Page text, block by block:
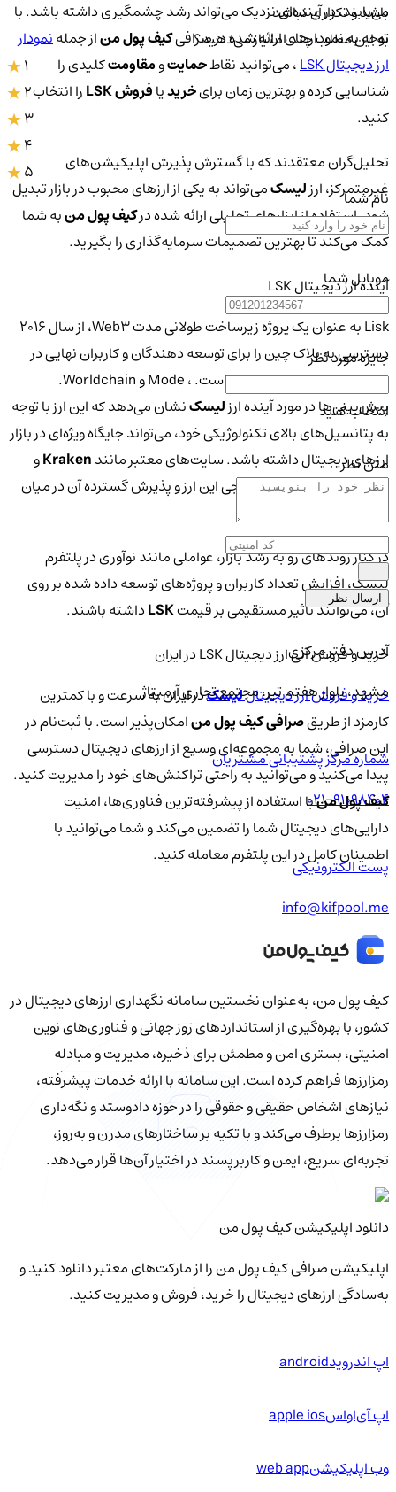
می‌یابند، در آینده‌ای نزدیک می‌تواند رشد چشمگیری داشته باشد. با
توجه به نمودارهای ارائه شده در صرافیکیف پول مناز جملهنمودار
ارز دیجیتال LSK
، می‌توانید نقاطحمایتومقاومتکلیدی را
شناسایی کرده و بهترین زمان برایخریدیافروش LSK
را انتخاب
کنید.
تحلیل‌گران معتقدند که با گسترش پذیرش اپلیکیشن‌های
غیرمتمرکز، ارزلیسکمی‌تواند به یکی از ارزهای محبوب در بازار تبدیل
شود. استفاده از ابزارهای تحلیلی ارائه شده درکیف پول منبه شما
کمک می‌کند تا بهترین تصمیمات سرمایه‌گذاری را بگیرید.
آینده ارز دیجیتال LSK
Lisk به عنوان یک پروژه زیرساخت طولانی مدت Web3، از سال 2016
دسترسی به بلاک چین را برای توسعه دهندگان و کاربران نهایی در
سراسر جهان دموکراتیزه کرده است. ، Mode و Worldchain.
پیش‌بینی‌ها در مورد آینده ارزلیسکنشان می‌دهد که این ارز با توجه
به پتانسیل‌های بالای تکنولوژیکی خود، می‌تواند جایگاه ویژه‌ای در بازار
ارزهای دیجیتال داشته باشد. سایت‌های معتبر مانندKrakenو
Coinbaseنیز به رشد تدریجی این ارز و پذیرش گسترده آن در میان
در کنار روندهای رو به رشد بازار، عواملی مانند نوآوری در پلتفرم
لیسک، افزایش تعداد کاربران و پروژه‌های توسعه داده شده بر روی
آن، می‌توانند تأثیر مستقیمی بر قیمتLSKداشته باشند.
خرید و فروش آنی ارز دیجیتال LSK در ایران
خرید و فروش ارز دیجیتاللیسکدر ایران به سرعت و با کمترین
کارمزد از طریقصرافی کیف پول منامکان‌پذیر است. با ثبت‌نام در
این صرافی، شما به مجموعه‌ای وسیع از ارزهای دیجیتال دسترسی
پیدا می‌کنید و می‌توانید به راحتی تراکنش‌های خود را مدیریت کنید.
کیف پول منبا استفاده از پیشرفته‌ترین فناوری‌ها، امنیت
دارایی‌های دیجیتال شما را تضمین می‌کند و شما می‌توانید با
اطمینان کامل در این پلتفرم معامله کنید.
باشد و تکراری نباشد.
به این مطلب چند امتیاز می‌دهید؟
2
3
4
5
نام شما
موبایل شما
جایزه مورد نظر
انتخاب کنید
متن نظر
ارسال نظر
آدرس دفتر مرکزی
مشهد، بلوار هفتم تیر، مجتمع تجاری آرمیتاژ
شماره مرکز پشتیبانی مشتریان
021-91098404
پست الکترونیکی
info@kifpool.me
کیف‌ پول من، به‌عنوان نخستین سامانه نگهداری ارزهای دیجیتال در
کشور، با بهره‌گیری از استانداردهای روز جهانی و فناوری‌های نوین
امنیتی، بستری امن و مطمئن برای ذخیره، مدیریت و مبادله
رمزارزها فراهم کرده است. این سامانه با ارائه خدمات پیشرفته،
نیازهای اشخاص حقیقی و حقوقی را در حوزه دادوستد و نگه‌داری
رمزارزها برطرف می‌کند و با تکیه بر ساختارهای مدرن و به‌روز،
تجربه‌ای سریع، ایمن و کاربرپسند در اختیار آن‌ها قرار می‌دهد.
دانلود اپلیکیشن کیف‌ پول من
اپلیکیشن صرافی کیف پول من را از مارکت‌های معتبر دانلود کنید و
به‌سادگی ارزهای دیجیتال را خرید، فروش و مدیریت کنید.
اپ اندرویدandroid
اپ آی‌او‌اسapple ios
وب اپلیکیشنweb app